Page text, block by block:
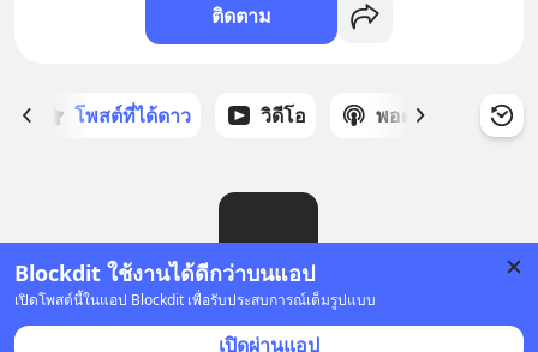
Blockdit ใช้งานได้ดีกว่าบนแอป
เปิดโพสต์นี้ในแอป Blockdit เพื่อรับประสบการณ์เต็มรูปแบบ
เปิดผ่านแอป
ติดตาม
โพสต์ที่ได้ดาว วิดีโอ พอดแคสต์
ยังไม่มีโพสต์